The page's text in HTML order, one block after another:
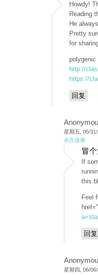
Howdy!
Reading
He
Pretty
for
polygenic
http://
https://
回复
星期五, 05/
永久连接
冒
If
this
Feel
href="
回复
星期四, 06/